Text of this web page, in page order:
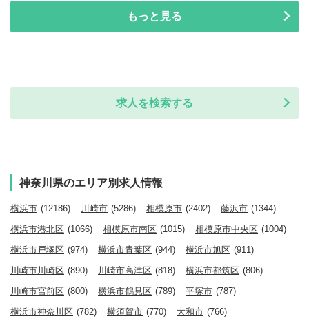
もっと見る
求人を検索する
神奈川県のエリア別求人情報
横浜市 (12186) 川崎市 (5286) 相模原市 (2402) 藤沢市 (1344)
横浜市港北区 (1066) 相模原市南区 (1015) 相模原市中央区 (1004)
横浜市戸塚区 (974) 横浜市青葉区 (944) 横浜市旭区 (911)
川崎市川崎区 (890) 川崎市高津区 (818) 横浜市都筑区 (806)
川崎市宮前区 (800) 横浜市鶴見区 (789) 平塚市 (787)
横浜市神奈川区 (782) 横須賀市 (770) 大和市 (766)